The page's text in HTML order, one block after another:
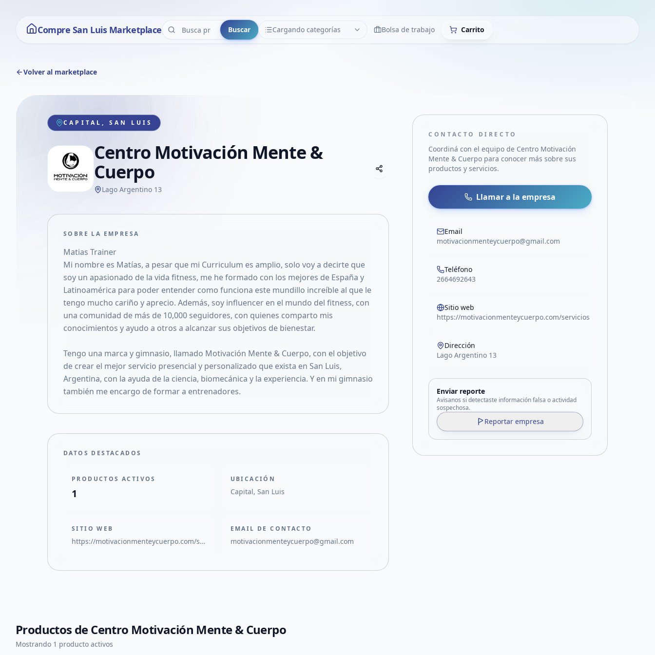
Compre San Luis Marketplace Buscar Cargando categorías
CATEGORÍAS LimpiarBolsa de trabajo Carrito
Volver al marketplace
CAPITAL, SAN LUIS
Centro Motivación Mente &
Cuerpo
Lago Argentino 13
Compartir empresa
Compartir por WhatsApp
Compartir por mail
Compartir en Facebook
SOBRE LA EMPRESA
Matias Trainer
Mi nombre es Matías, a pesar que mi Curriculum es amplio, solo voy a decirte que
soy un apasionado de la vida fitness, me he formado con los mejores de España y
Latinoamérica para poder entender como funciona este mundillo increíble al que le
tengo mucho cariño y aprecio. Además, soy influencer en el mundo del fitness, con
una comunidad de más de 10,000 seguidores, con quienes comparto mis
conocimientos y ayudo a otros a alcanzar sus objetivos de bienestar.
Tengo una marca y gimnasio, llamado Motivación Mente & Cuerpo, con el objetivo
de crear el mejor servicio presencial y personalizado que exista en San Luis,
Argentina, con la ayuda de la ciencia, biomecánica y la experiencia. Y en mi gimnasio
también me encargo de formar a entrenadores.
DATOS DESTACADOS
PRODUCTOS ACTIVOS
1
UBICACIÓN
Capital, San Luis
SITIO WEB
https://motivacionmenteycuerpo.com/servicios
EMAIL DE CONTACTO
motivacionmenteycuerpo@gmail.com
CONTACTO DIRECTO
Coordiná con el equipo de Centro Motivación
Mente & Cuerpo para conocer más sobre sus
productos y servicios.
Llamar a la empresa
Email
motivacionmenteycuerpo@gmail.com
Teléfono
2664692643
Sitio web
https://motivacionmenteycuerpo.com/servicios
Dirección
Lago Argentino 13
Enviar reporte
Avisanos si detectaste información falsa o actividad
sospechosa.
Reportar empresa
Productos deCentro Motivación Mente & Cuerpo
Mostrando 1 producto activos